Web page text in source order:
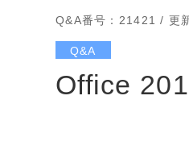
Q&A番号 ：21421 / 更
Q&A
Office